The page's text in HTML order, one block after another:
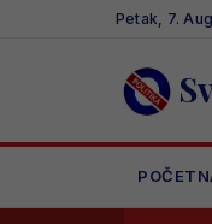
Petak, 7.